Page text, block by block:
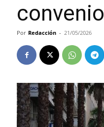
convenio
Por Redacción - 21/05/2026